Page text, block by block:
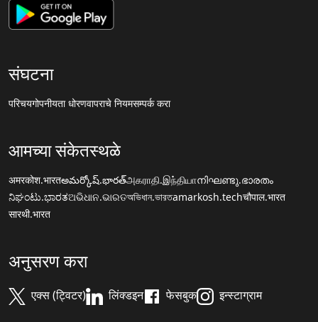
संघटना
परिचयगोपनीयता धोरणवापराचे नियमसम्पर्क करा
आमच्या संकेतस्थळे
अमरकोश.भारतఅమర్కోష్.భారత్அகராதி.இந்தியாനിഘണ്ടു.ഭാരതം
ನಿಘಂಟು.ಭಾರತଅଭିଧାନ.ଭାରତঅভিধান.ভারতamarkosh.techचौपाल.भारत
सारथी.भारत
अनुसरण करा
एक्स (ट्विटर) लिंक्डइन फेसबुक इन्स्टाग्राम